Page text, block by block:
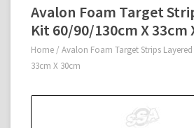
Avalon Foam Target
Kit 60/90/130cm X 33cm
Home / Avalon Foam Target Strips
33cm X 30cm